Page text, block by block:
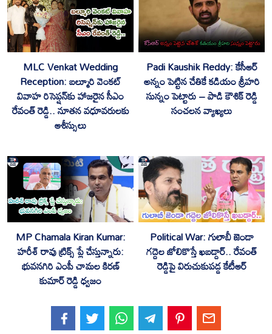
MLC Venkat Wedding
Reception: బల్మూరి వెంకట్
వివాహ రిసెప్షన్‌కు హాజరైన సీఎం
రేవంత్ రెడ్డి.. నూతన వధూవరులకు
ఆశీస్సులు
Padi Kaushik Reddy: కేసీఆర్
అన్నం పెట్టిన చేతికే కడియం శ్రీహరి
సున్నం పెట్టారు – పాడి కౌశిక్ రెడ్డి
సంచలన వ్యాఖ్యలు
MP Chamala Kiran Kumar:
హరీశ్ రావు ట్రిక్స్ ప్లే చేస్తున్నారు:
భువనగిరి ఎంపీ చామల కిరణ్
కుమార్ రెడ్డి ధ్వజం
Political War: గులాబీ జెండా
గద్దెల జోలికొస్తే ఖబడ్దార్.. రేవంత్
రెడ్డిపై విరుచుకుపడ్డ కేటీఆర్